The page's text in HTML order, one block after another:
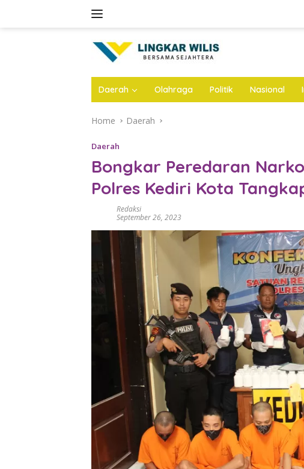
Daerah Olahraga Politik Nasional
Home Daerah
Daerah
Bongkar Peredaran
Polres Kediri Kota
Redaksi
September 26, 2023